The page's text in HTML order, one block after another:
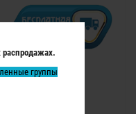
группы